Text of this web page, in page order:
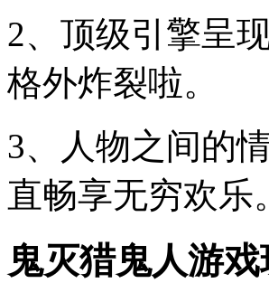
2、顶级引擎呈
格外炸裂啦。
3、人物之间的
直畅享无穷欢乐。
鬼灭猎鬼人游